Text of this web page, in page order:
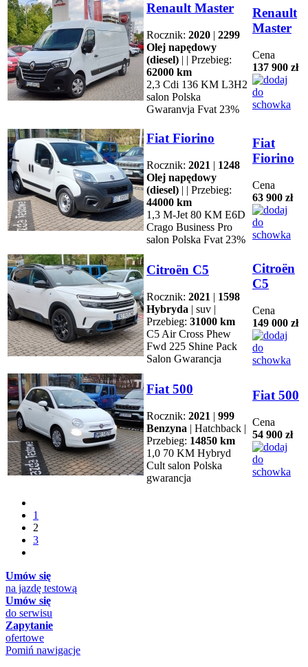
Renault Master
Rocznik: 2020 | 2299
Olej napędowy
(diesel) | | Przebieg:
62000 km
2,3 Cdi 136 KM L3H2
salon Polska
Gwaranvja Fvat 23%
Renault
Master
Cena
137 900 zł
Fiat Fiorino
Rocznik: 2021 | 1248
Olej napędowy
(diesel) | | Przebieg:
44000 km
1,3 M-Jet 80 KM E6D
Crago Business Pro
salon Polska Fvat 23%
Fiat
Fiorino
Cena
63 900 zł
Citroën C5
Rocznik: 2021 | 1598
Hybryda | suv |
Przebieg: 31000 km
C5 Air Cross Phew
Fwd 225 Shine Pack
Salon Gwarancja
Citroën
C5
Cena
149 000 zł
Fiat 500
Rocznik: 2021 | 999
Benzyna | Hatchback |
Przebieg: 14850 km
1,0 70 KM Hybryd
Cult salon Polska
gwarancja
Fiat 500
Cena
54 900 zł
1
2
3
Umów się
na jazdę testową
Umów się
do serwisu
Zapytanie
ofertowe
Pomiń nawigacje